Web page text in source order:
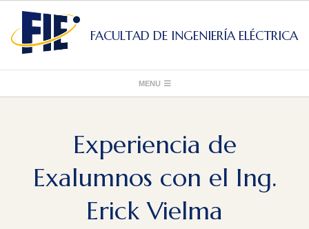
content
FACULTAD DE INGENIERÍA ELÉCTRICA
Navigation
MENU
Experiencia de
Exalumnos con el Ing.
Erick Vielma